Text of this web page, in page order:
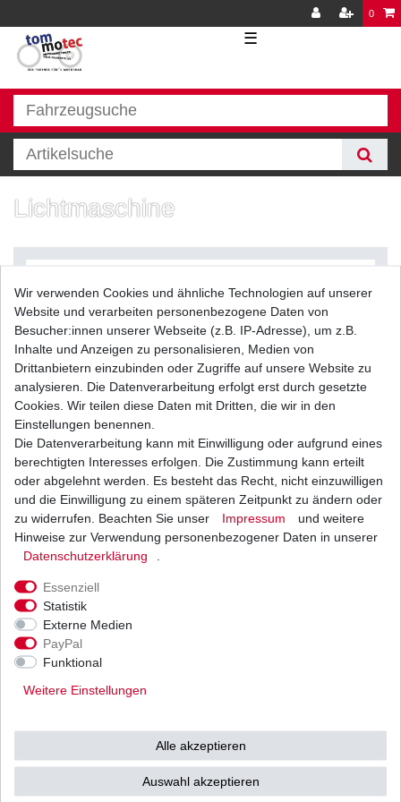
0
☰
Lichtmaschine
Filter
Dichtung Lichtmaschine Suzuki GS 500 BK
GM51 1989 - 2009
UVP 10,75 € 8,30 € *
1 Stück | 8,30 € / Stück
inkl. ges. MwSt. zzgl.
Versand
Ab einem Warenwert von
500 Euro versenden wir
53783 Eitorf (
unbedingt Termin
Wir verwenden Cookies und ähnliche Technologien auf unserer
Website und verarbeiten personenbezogene Daten von
Besucher:innen unserer Webseite (z.B. IP-Adresse), um z.B.
Inhalte und Anzeigen zu personalisieren, Medien von
Drittanbietern einzubinden oder Zugriffe auf unsere Website zu
analysieren. Die Datenverarbeitung erfolgt erst durch gesetzte
Cookies. Wir teilen diese Daten mit Dritten, die wir in den
Einstellungen benennen.
Die Datenverarbeitung kann mit Einwilligung oder aufgrund eines
berechtigten Interesses erfolgen. Die Zustimmung kann erteilt
oder abgelehnt werden. Es besteht das Recht, nicht einzuwilligen
und die Einwilligung zu einem späteren Zeitpunkt zu ändern oder
zu widerrufen. Beachten Sie unser
Impressum
und weitere
Hinweise zur Verwendung personenbezogener Daten in unserer
Daten­schutz­erklärung
Essenziell
Statistik
Externe Medien
PayPal
Funktional
Weitere Einstellungen
Alle akzeptieren
Auswahl akzeptieren